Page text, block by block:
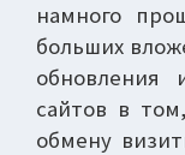
намного
больших
обновления
сайтов в
обмену